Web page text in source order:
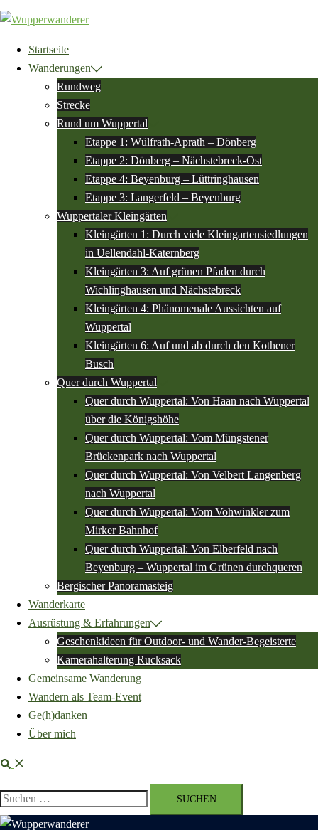
Zum
Inhalt
springenStartseite
Wanderungen
Rundweg
Strecke
Rund um Wuppertal
Etappe 1: Wülfrath-Aprath – Dönberg
Etappe 2: Dönberg – Nächstebreck-Ost
Etappe 4: Beyenburg – Lüttringhausen
Etappe 3: Langerfeld – Beyenburg
Wuppertaler Kleingärten
Kleingärten 1: Durch viele Kleingartensiedlungen
in Uellendahl-Katernberg
Kleingärten 3: Auf grünen Pfaden durch
Wichlinghausen und Nächstebreck
Kleingärten 4: Phänomenale Aussichten auf
Wuppertal
Kleingärten 6: Auf und ab durch den Kothener
Busch
Quer durch Wuppertal
Quer durch Wuppertal: Von Haan nach Wuppertal
über die Königshöhe
Quer durch Wuppertal: Vom Müngstener
Brückenpark nach Wuppertal
Quer durch Wuppertal: Von Velbert Langenberg
nach Wuppertal
Quer durch Wuppertal: Vom Vohwinkler zum
Mirker Bahnhof
Quer durch Wuppertal: Von Elberfeld nach
Beyenburg – Wuppertal im Grünen durchqueren
Bergischer Panoramasteig
Wanderkarte
Ausrüstung & Erfahrungen
Geschenkideen für Outdoor- und Wander-Begeisterte
Kamerahalterung Rucksack
Gemeinsame Wanderung
Wandern als Team-Event
Ge(h)danken
Über mich
Suche
Suchen
nach: